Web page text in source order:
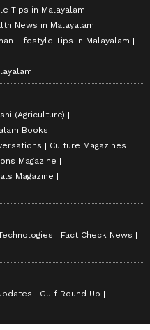
Tips in Malayalam
News in Malayalam
Lifestyle Tips in Malayalam
(Agriculture)
Books
Culture Magazines
Magazine
Magazine
Fact Check News
Gulf Round Up